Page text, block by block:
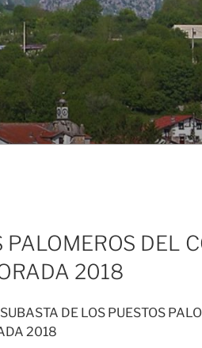
DEL
2018
DE LOS PUESTOS
2018